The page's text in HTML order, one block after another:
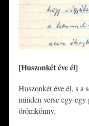
[Huszonkét éve él]
Huszonkét éve él, s a
minden verse egy-
örömkönny.